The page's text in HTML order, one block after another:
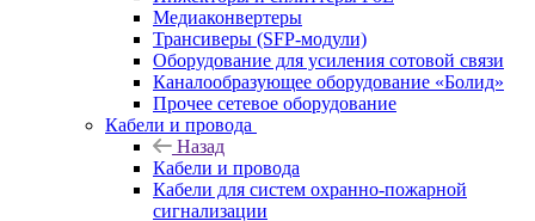
Медиаконвертеры
Трансиверы (SFP-модули)
Оборудование для усиления сотовой связи
Каналообразующее оборудование «Болид»
Прочее сетевое оборудование
Кабели и провода
Назад
Кабели и провода
Кабели для систем охранно-пожарной
сигнализации